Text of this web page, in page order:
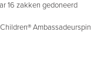
16 zakken gedoneerd
Ambassadeurspin